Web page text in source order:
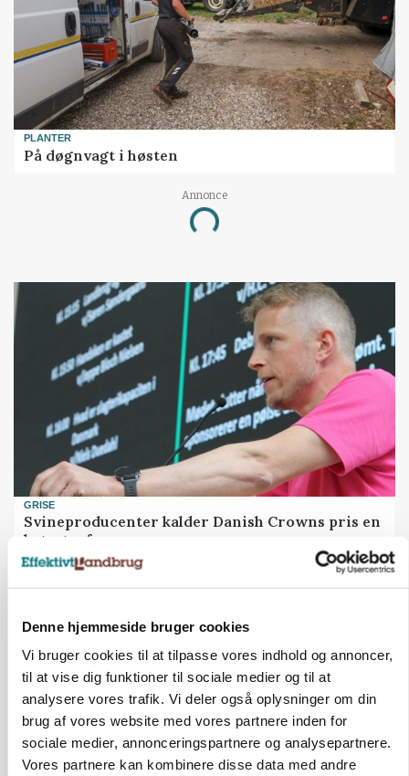
Denne hjemmeside bruger cookies
Vi bruger cookies til at tilpasse vores indhold og annoncer,
til at vise dig funktioner til sociale medier og til at
analysere vores trafik. Vi deler også oplysninger om din
brug af vores website med vores partnere inden for
sociale medier, annonceringspartnere og analysepartnere.
Vores partnere kan kombinere disse data med andre
PLANTER
På døgnvagt i høsten
Annonce
Loading...
GRISE
Svineproducenter kalder Danish Crowns pris en
katastrofe